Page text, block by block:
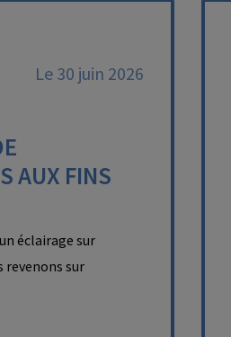
Le 30 juin 2026
AUX FINS
éclairage sur
revenons sur